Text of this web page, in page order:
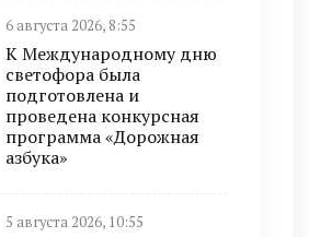
6 августа 2026, 8:55
К Международному дню
светофора была
подготовлена и
проведена конкурсная
программа «Дорожная
азбука»
5 августа 2026, 10:55